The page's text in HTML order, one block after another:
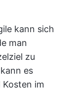
kann sich
man
zu
es
im